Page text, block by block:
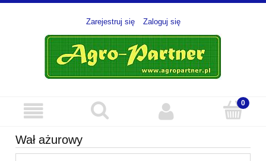
Zarejestruj się Zaloguj się
Wał ażurowy